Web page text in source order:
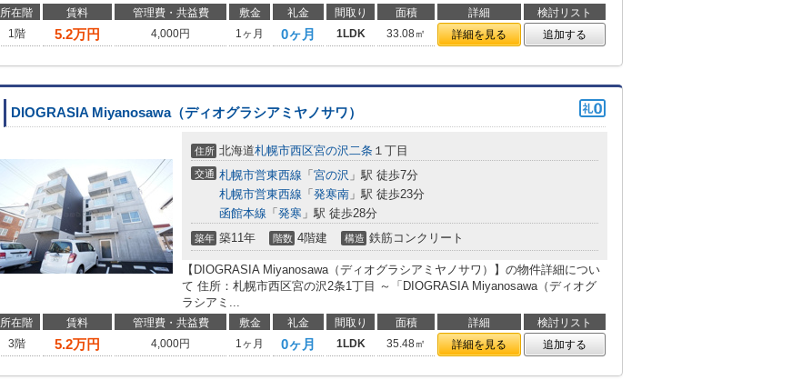
所在階 賃料 管理費・共益費 敷金 礼金 間取り 面積 詳細
検討リスト
1階
5.2万円 4,000円 1ヶ月 0ヶ月 1LDK 33.08㎡ 詳細を見る 追加する
DIOGRASIA Miyanosawa（ディオグラシアミヤノサワ）
住所 北海道札幌市西区宮の沢二条 １丁目
交通 札幌市営東西線 「 宮の沢 」駅 徒歩7分
札幌市営東西線 「 発寒南 」駅 徒歩23分
函館本線 「 発寒 」駅 徒歩28分
築年 築11年 階数 4階建 構造 鉄筋コンクリート
【DIOGRASIA Miyanosawa（ディオグラシアミヤノサワ）】の物件詳細につい
て 住所：札幌市西区宮の沢2条1丁目 ～「DIOGRASIA Miyanosawa（ディオグ
ラシアミ...
所在階 賃料 管理費・共益費 敷金 礼金 間取り 面積 詳細
検討リスト
3階
5.2万円 4,000円 1ヶ月 0ヶ月 1LDK 35.48㎡ 詳細を見る 追加する